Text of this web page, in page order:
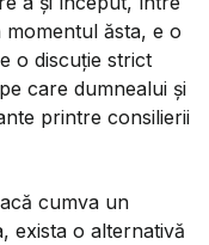
momentul ăsta, e o
o discuție strict
care dumnealui și
printre consilierii
cumva un
exista o alternativă